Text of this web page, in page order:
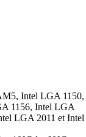
Intel LGA 1150,
1156, Intel LGA
LGA 2011 et Intel